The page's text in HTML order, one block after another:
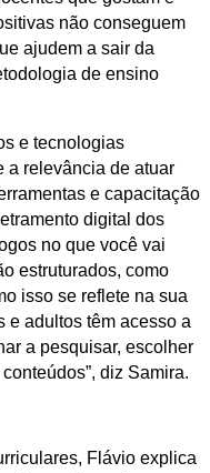
não conseguem
ajudem a sair da
de ensino
e tecnologias
a relevância de atuar
e capacitação
digital dos
no que você vai
estruturados, como
isso se reflete na sua
e adultos têm acesso a
a pesquisar, escolher
diz Samira.
Flávio explica